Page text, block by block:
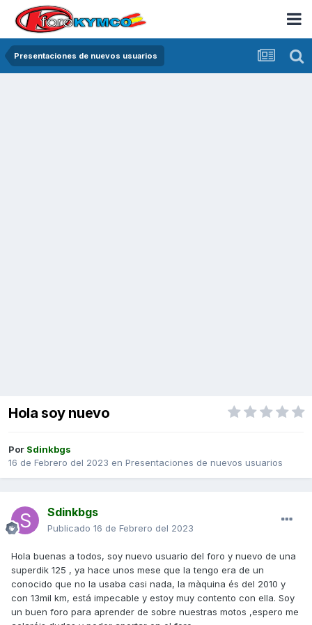
Presentaciones de nuevos usuarios
Hola soy nuevo
Por Sdinkbgs
16 de Febrero del 2023 en Presentaciones de nuevos usuarios
Sdinkbgs
Publicado 16 de Febrero del 2023
Hola buenas a todos, soy nuevo usuario del foro y nuevo de una
superdik 125 , ya hace unos mese que la tengo era de un
conocido que no la usaba casi nada, la màquina és del 2010 y
con 13mil km, está impecable y estoy muy contento con ella. Soy
un buen foro para aprender de sobre nuestras motos ,espero me